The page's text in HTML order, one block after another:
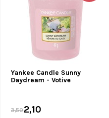
Yankee Candle Sunny
Daydream - Votive
3,502,10